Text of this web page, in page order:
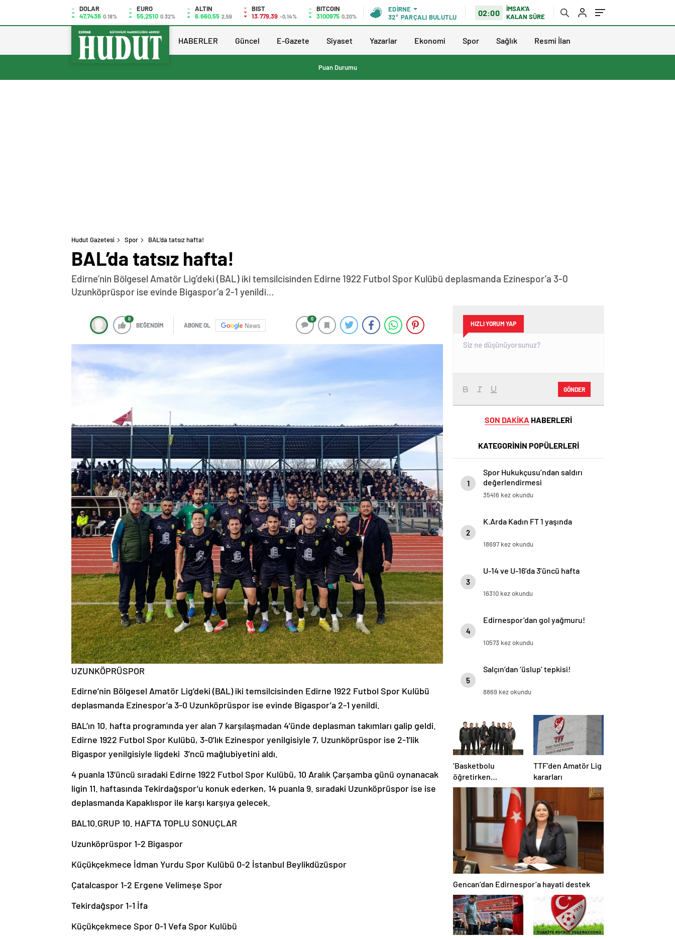
DOLAR
47,7436 0.18%
EURO
55,2510 0.32%
ALTIN
6.660,55 2,59
BIST
13.779,39 -0,14%
BITCOIN
3100975 0,20%
EDIRNE
32° PARÇALI BULUTLU 02:00
İMSAK'A
KALAN SÜRE
HABERLER Güncel E-Gazete Siyaset Yazarlar Ekonomi Spor Sağlık Resmi İlan
Puan Durumu
Hudut Gazetesi Spor BAL’da tatsız hafta!
BAL’da tatsız hafta!
Edirne’nin Bölgesel Amatör Lig’deki (BAL) iki temsilcisinden Edirne 1922 Futbol Spor Kulübü deplasmanda Ezinespor’a 3-0
Uzunköprüspor ise evinde Bigaspor’a 2-1 yenildi…
0
BEĞENDİM ABONE OL News
0
UZUNKÖPRÜSPOR
Edirne’nin Bölgesel Amatör Lig’deki (BAL) iki temsilcisinden Edirne 1922 Futbol Spor Kulübü
deplasmanda Ezinespor’a 3-0 Uzunköprüspor ise evinde Bigaspor’a 2-1 yenildi.
BAL’ın 10. hafta programında yer alan 7 karşılaşmadan 4’ünde deplasman takımları galip geldi.
Edirne 1922 Futbol Spor Kulübü, 3-0’lık Ezinespor yenilgisiyle 7, Uzunköprüspor ise 2-1’lik
Bigaspor yenilgisiyle ligdeki 3’ncü mağlubiyetini aldı.
4 puanla 13’üncü sıradaki Edirne 1922 Futbol Spor Kulübü, 10 Aralık Çarşamba günü oynanacak
ligin 11. haftasında Tekirdağspor’u konuk ederken, 14 puanla 9. sıradaki Uzunköprüspor ise ise
deplasmanda Kapaklıspor ile karşı karşıya gelecek.
BAL10.GRUP 10. HAFTA TOPLU SONUÇLAR
Uzunköprüspor 1-2 Bigaspor
Küçükçekmece İdman Yurdu Spor Kulübü 0-2 İstanbul Beylikdüzüspor
Çatalcaspor 1-2 Ergene Velimeşe Spor
Tekirdağspor 1-1 İfa
Küçükçekmece Spor 0-1 Vefa Spor Kulübü
HIZLI YORUM YAP
GÖNDER
SON DAKİKA HABERLERİ
KATEGORİNİN POPÜLERLERİ
1
Spor Hukukçusu’ndan saldırı
değerlendirmesi
35416 kez okundu
2
K.Arda Kadın FT 1 yaşında
18697 kez okundu
3
U-14 ve U-16’da 3’üncü hafta
16310 kez okundu
4
Edirnespor’dan gol yağmuru!
10573 kez okundu
5
Salçın’dan ‘üslup’ tepkisi!
8869 kez okundu
‘Basketbolu
öğretirken
sevdirmeye
çalışıyoruz’
TTF’den Amatör Lig
kararları
Gencan’dan Edirnespor’a hayati destek